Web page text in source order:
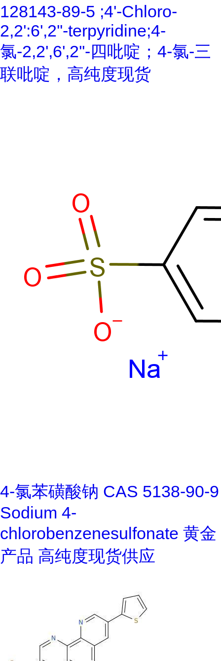
128143-89-5 ;4'-Chloro-
2,2':6',2''-terpyridine;4-
氯-2,2',6',2''-四吡啶；4-氯-三
联吡啶，高纯度现货
4-氯苯磺酸钠 CAS 5138-90-9
Sodium 4-
chlorobenzenesulfonate 黄金
产品 高纯度现货供应